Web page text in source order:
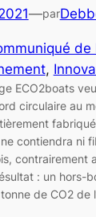
—par
de
,
ECO2boats
circulaire au
contiendra ni
contrairement
: un hors-
de CO2 de